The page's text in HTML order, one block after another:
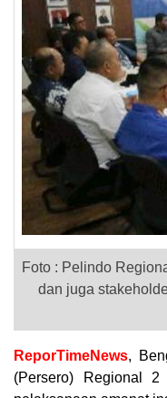
Foto : Pelindo
dan juga
ReporTimeNews,
(Persero) Regional